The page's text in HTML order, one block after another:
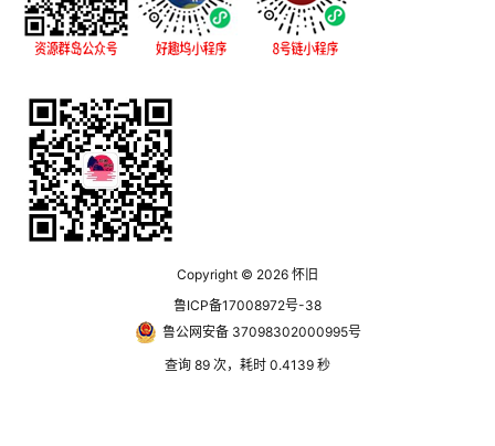
Copyright © 2026 怀旧
鲁ICP备17008972号-38
鲁公网安备 37098302000995号
查询 89 次，耗时 0.4139 秒